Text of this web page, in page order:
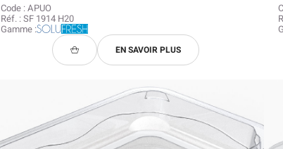
Code : APUO
Réf. : SF 1914 H20
Gamme :
EN SAVOIR PLUS